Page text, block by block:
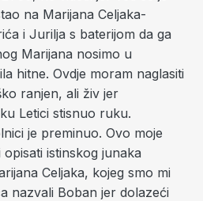
na Marijana Celjaka-
i Jurilja s baterijom da ga
Marijana nosimo u
hitne. Ovdje moram naglasiti
ranjen, ali živ jer
Letici stisnuo ruku.
je preminuo. Ovo moje
istinskog junaka
Celjaka, kojeg smo mi
nazvali Boban jer dolazeći